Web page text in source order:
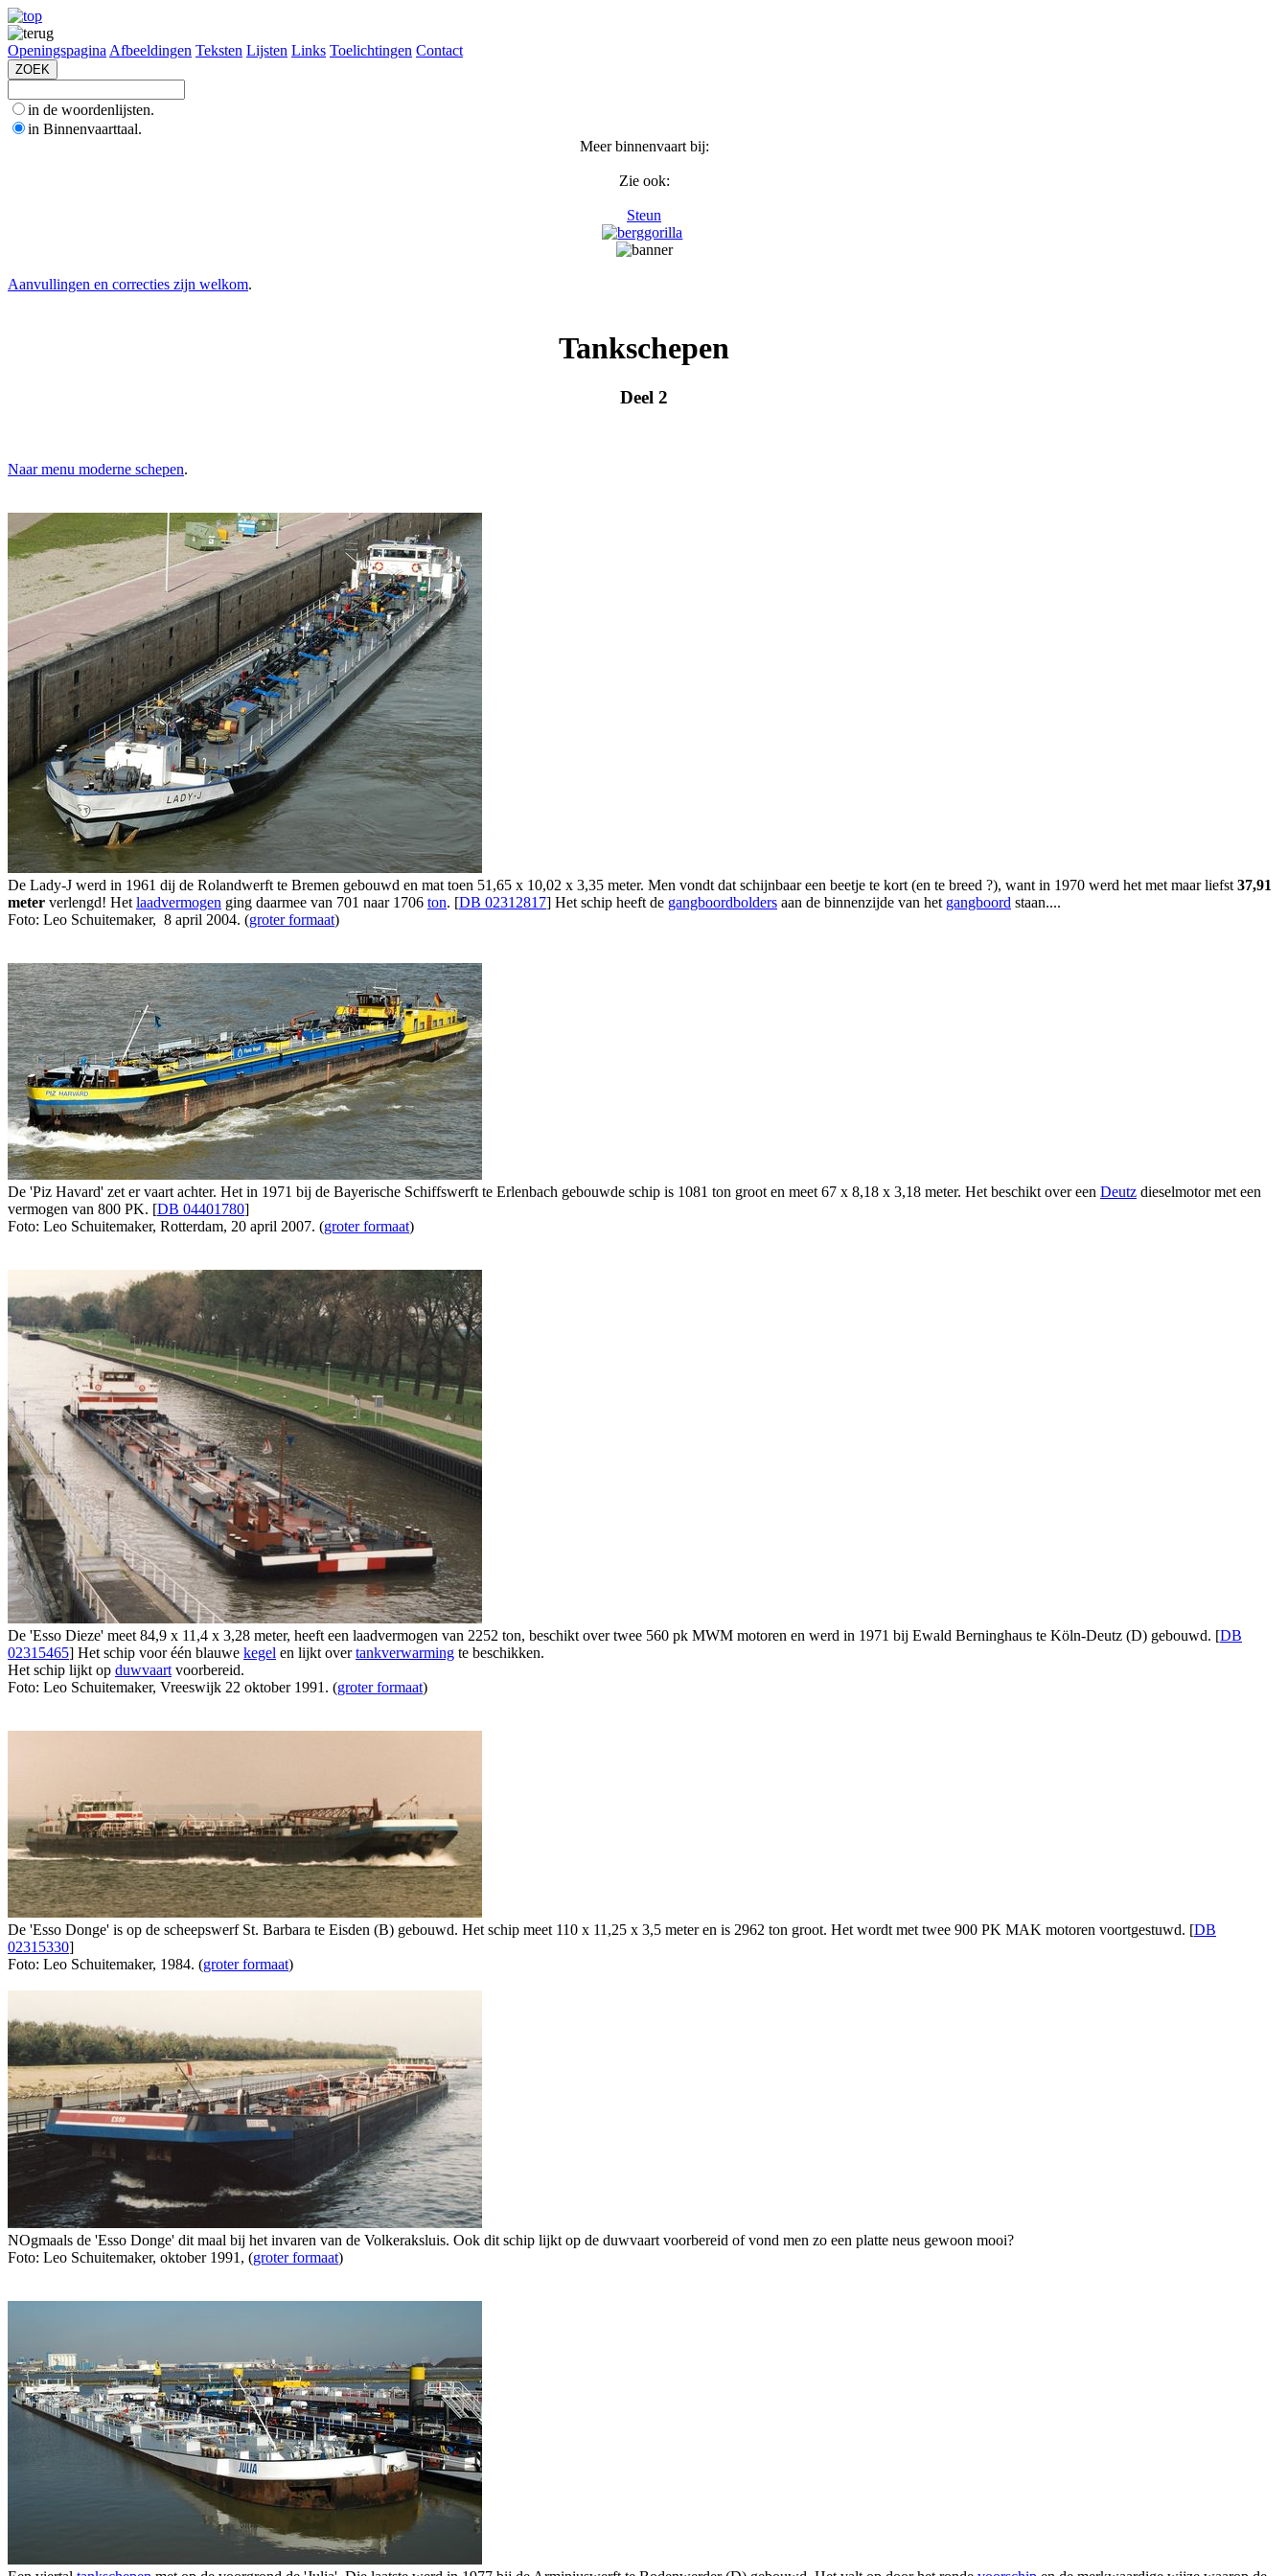
Openingspagina Afbeeldingen Teksten Lijsten Links Toelichtingen Contact
in de woordenlijsten.
in Binnenvaarttaal.
Meer binnenvaart bij:
Zie ook:
Steun
Aanvullingen en correcties zijn welkom.
Tankschepen
Deel 2
Naar menu moderne schepen.
De Lady-J werd in 1961 dij de Rolandwerft te Bremen gebouwd en mat toen 51,65 x 10,02 x 3,35 meter. Men vondt dat schijnbaar een beetje te kort (en te breed ?), want in 1970 werd het met maar liefst 37,91
meter verlengd! Het laadvermogen ging daarmee van 701 naar 1706 ton. [DB 02312817] Het schip heeft de gangboordbolders aan de binnenzijde van het gangboord staan....
Foto: Leo Schuitemaker, 8 april 2004. (groter formaat)
De 'Piz Havard' zet er vaart achter. Het in 1971 bij de Bayerische Schiffswerft te Erlenbach gebouwde schip is 1081 ton groot en meet 67 x 8,18 x 3,18 meter. Het beschikt over een Deutz dieselmotor met een
vermogen van 800 PK. [DB 04401780]
Foto: Leo Schuitemaker, Rotterdam, 20 april 2007. (groter formaat)
De 'Esso Dieze' meet 84,9 x 11,4 x 3,28 meter, heeft een laadvermogen van 2252 ton, beschikt over twee 560 pk MWM motoren en werd in 1971 bij Ewald Berninghaus te Köln-Deutz (D) gebouwd. [DB
02315465] Het schip voor één blauwe kegel en lijkt overtankverwarming te beschikken.
Het schip lijkt op duwvaart voorbereid.
Foto: Leo Schuitemaker, Vreeswijk 22 oktober 1991. (groter formaat)
De 'Esso Donge' is op de scheepswerf St. Barbara te Eisden (B) gebouwd. Het schip meet 110 x 11,25 x 3,5 meter en is 2962 ton groot. Het wordt met twee 900 PK MAK motoren voortgestuwd. [DB
02315330]
Foto: Leo Schuitemaker, 1984. (groter formaat)
NOgmaals de 'Esso Donge' dit maal bij het invaren van de Volkeraksluis. Ook dit schip lijkt op de duwvaart voorbereid of vond men zo een platte neus gewoon mooi?
Foto: Leo Schuitemaker, oktober 1991, (groter formaat)